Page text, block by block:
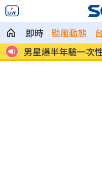
即時 颱風動態
追
男星爆半年驗一次
忑